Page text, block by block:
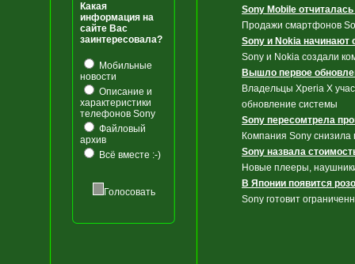
Какая
информация на
сайте Вас
заинтересовала?
Мобильные
новости
Описание и
характеристики
телефонов Sony
Файловый
архив
Всё вместе :-)
Голосовать
Sony Mobile
Продажи смартфонов
Sony и Nokia начинают
Sony и Nokia создали
Вышло первое
Владельцы Xperia X
обновление системы
Sony пересомтрела
Компания Sony снизила
Sony назвала
Новые плееры,
В Японии появится
Sony готовит